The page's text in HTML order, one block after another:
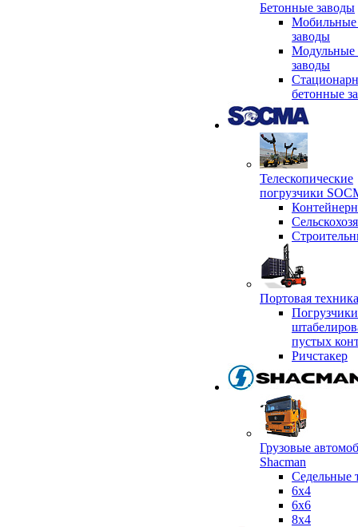
Бетонные заводы
Мобильные
заводы
Модульные
заводы
бетонные
Телескопические
погрузчики
Портовая
пустых
Ричстакер
Грузовые
Shacman
Седельные
6х4
6x6
8x4